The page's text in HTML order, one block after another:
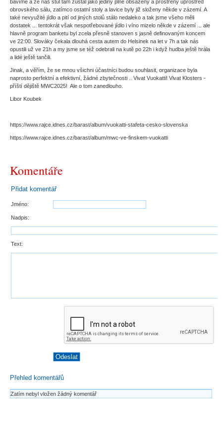
bavíme a že náš stůl tam zůstal jako jediný plně obsazený a prostřený uprostřed
obrovského sálu, zatímco ostatní stoly a lavice byly již složeny někde v zázemí. A
také nevyužité jídlo a pití od jiných stolů stálo nedaleko a tak jsme všeho měli
dostatek ... tentokrát však nespotřebované jídlo i víno mizelo někde v zázemí ... ale
hlavně program banketu byl zcela přesně stanoven s jasně definovaným koncem
ve 22:00. Slováky čekala dlouhá cesta autem do Helsinek na let v 7h a tak nás
opustili už ve 21h a my jsme se též odebrali na kutě po 22h i když hudba ještě hrála
a lidé ještě tančili.
Jinak, a věřím, že se mnou všichni účastníci budou souhlasit, organizace byla
naprosto perfektní a efektivní, žádné zbytečnosti .. Vivat Vuokatti! Vivat Klosters -
příští dějiště MWC2025! Ale o tom zanedlouho.
Libor Koubek
https://www.rajce.idnes.cz/barast/album/vuokatti-stafeta-cesko-slovenska
https://www.rajce.idnes.cz/barast/album/mwc-ve-finskem-vuokatti
Komentáře
Přidat komentář
Jméno:
Nadpis:
Text:
Přehled komentářů
Zatím nebyl vložen žádný komentář